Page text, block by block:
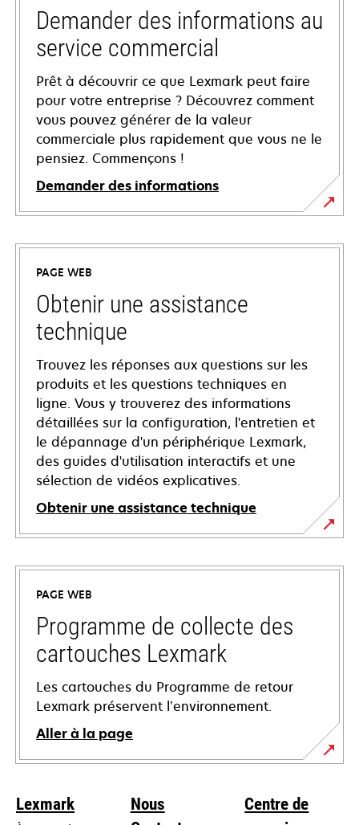
Demander des informations au
service commercial
Prêt à découvrir ce que Lexmark peut faire
pour votre entreprise ? Découvrez comment
vous pouvez générer de la valeur
commerciale plus rapidement que vous ne le
pensiez. Commençons !
Demander des informations
PAGE WEB
Obtenir une assistance
technique
Trouvez les réponses aux questions sur les
produits et les questions techniques en
ligne. Vous y trouverez des informations
détaillées sur la configuration, l'entretien et
le dépannage d'un périphérique Lexmark,
des guides d'utilisation interactifs et une
sélection de vidéos explicatives.
Obtenir une assistance technique
s’ouvre
dans
nouvel
onglet
PAGE WEB
Programme de collecte des
cartouches Lexmark
Les cartouches du Programme de retour
Lexmark préservent l’environnement.
Aller à la page
Lexmark
Nous
Centre de